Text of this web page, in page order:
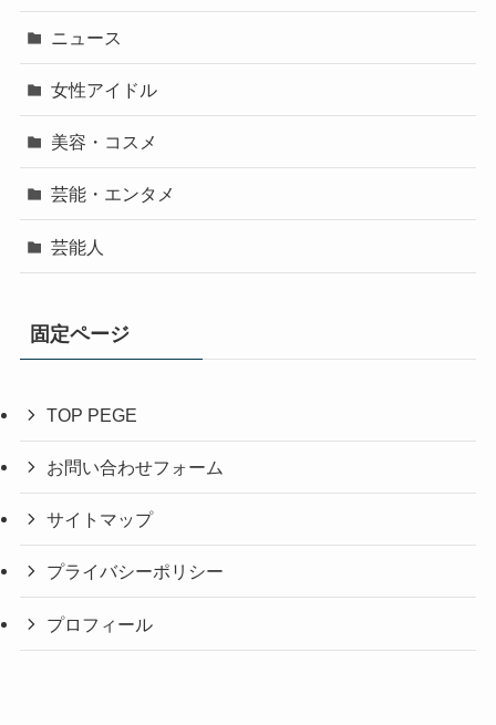
ニュース
女性アイドル
美容・コスメ
芸能・エンタメ
芸能人
固定ページ
TOP PEGE
お問い合わせフォーム
サイトマップ
プライバシーポリシー
プロフィール